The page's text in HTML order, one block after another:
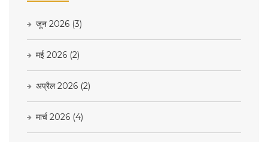
जून 2026 (3)
मई 2026 (2)
अप्रैल 2026 (2)
मार्च 2026 (4)